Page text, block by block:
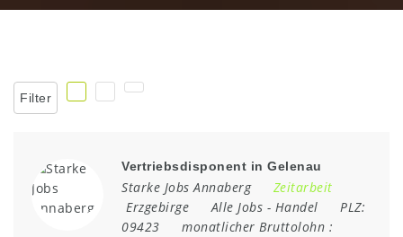
Filter
Vertriebsdisponent in Gelenau
Starke Jobs Annaberg
Zeitarbeit
Erzgebirge
Alle Jobs - Handel
PLZ:
09423
monatlicher Bruttolohn :